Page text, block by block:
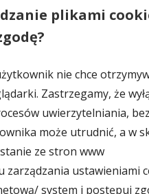
plikami
nie chce
Zastrzegamy, że
uwierzytelniania,
może utrudnić, a w
ze stron www
zarządzania ustawieniami
system i postępuj